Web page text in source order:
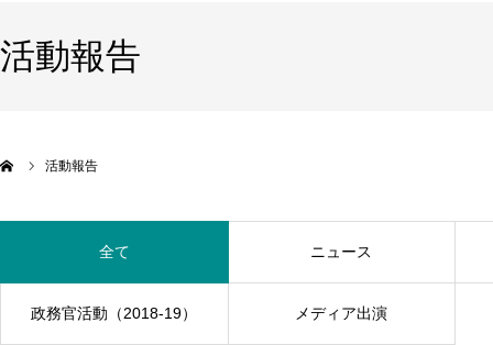
活動報告
活動報告
全て ニュース
政務官活動（2018-19） メディア出演